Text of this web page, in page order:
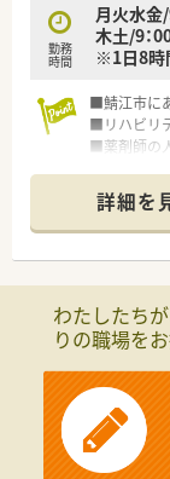
勤務
時間
月火水金
木土/9：
※1日8時
■鯖江市に
■リハビリ
■薬剤師の
詳細を
わたしたち
りの職場を